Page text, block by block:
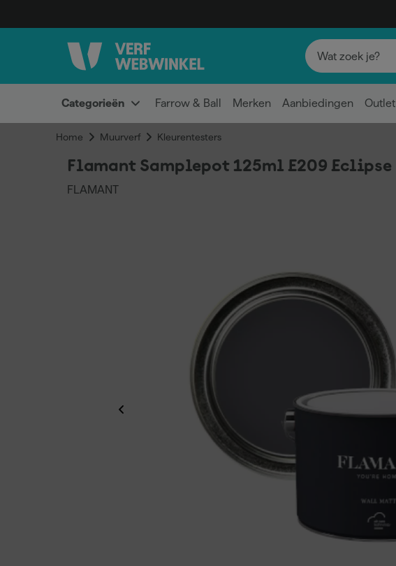
Categorieën Farrow & Ball Merken Aanbiedingen Outlet
Home Muurverf Kleurentesters
Flamant Samplepot 125ml E209 Eclipse
FLAMANT